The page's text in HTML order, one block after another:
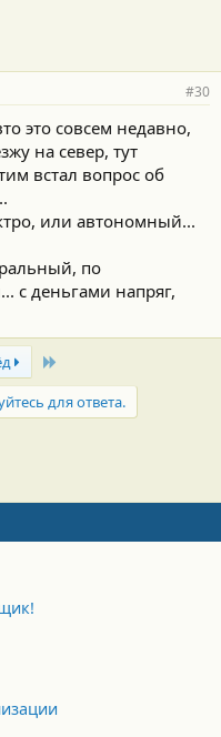
#30
это совсем недавно,
на север, тут
встал вопрос об
или автономный...
по
с деньгами напряг,
Last
для ответа.
почта